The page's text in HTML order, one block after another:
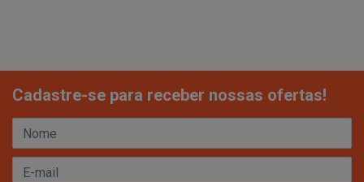
Cadastre-se para receber nossas ofertas!